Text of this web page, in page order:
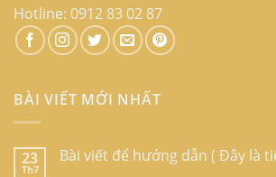
Hotline: 0912 83 02 87
BÀI VIẾT MỚI NHẤT
23
Th7
Bài viết để hướng dẫn ( Đây là